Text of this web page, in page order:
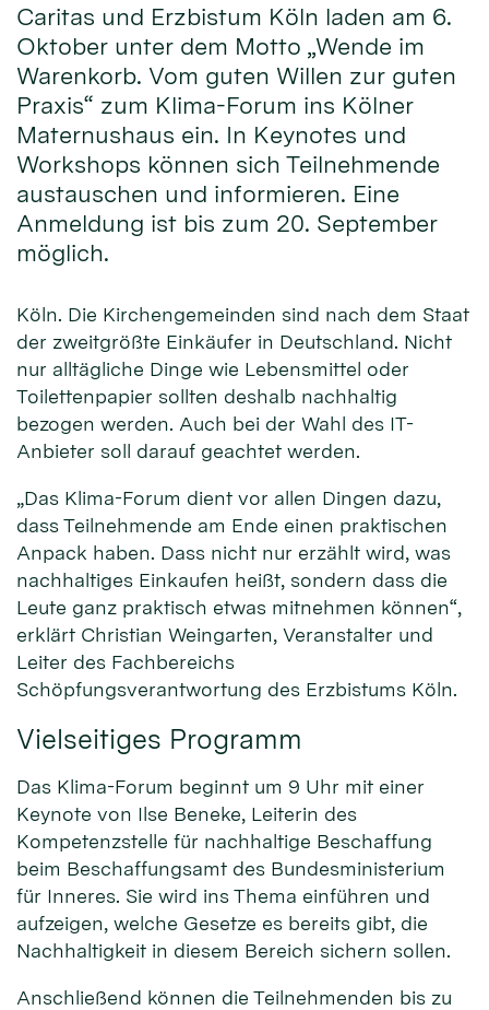
Caritas und Erzbistum Köln laden am 6.
Oktober unter dem Motto „Wende im
Warenkorb. Vom guten Willen zur guten
Praxis“ zum Klima-Forum ins Kölner
Maternushaus ein. In Keynotes und
Workshops können sich Teilnehmende
austauschen und informieren. Eine
Anmeldung ist bis zum 20. September
möglich.
Köln. Die Kirchengemeinden sind nach dem Staat
der zweitgrößte Einkäufer in Deutschland. Nicht
nur alltägliche Dinge wie Lebensmittel oder
Toilettenpapier sollten deshalb nachhaltig
bezogen werden. Auch bei der Wahl des IT-
Anbieter soll darauf geachtet werden.
„Das Klima-Forum dient vor allen Dingen dazu,
dass Teilnehmende am Ende einen praktischen
Anpack haben. Dass nicht nur erzählt wird, was
nachhaltiges Einkaufen heißt, sondern dass die
Leute ganz praktisch etwas mitnehmen können“,
erklärt Christian Weingarten, Veranstalter und
Leiter des Fachbereichs
Schöpfungsverantwortung des Erzbistums Köln.
Vielseitiges Programm
Das Klima-Forum beginnt um 9 Uhr mit einer
Keynote von Ilse Beneke, Leiterin des
Kompetenzstelle für nachhaltige Beschaffung
beim Beschaffungsamt des Bundesministerium
für Inneres. Sie wird ins Thema einführen und
aufzeigen, welche Gesetze es bereits gibt, die
Nachhaltigkeit in diesem Bereich sichern sollen.
Anschließend können die Teilnehmenden bis zu